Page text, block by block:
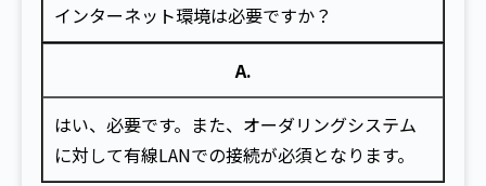
インターネット環境は必要ですか？
A.
はい、必要です。また、オーダリングシステム
に対して有線LANでの接続が必須となります。